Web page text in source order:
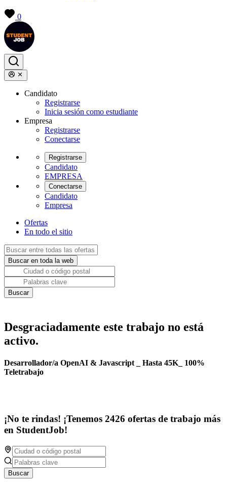
0
Candidato
Registrarse
Inicia sesión como estudiante
Empresa
Registrarse
Conectarse
Registrarse
Candidato
EMPRESA
Conectarse
Candidato
Empresa
Ofertas
En todo el sitio
Desgraciadamente este trabajo no está
activo.
Desarrollador/a OpenAI & Javascript _ Hasta 45K_ 100%
Teletrabajo
¡No te rindas! ¡Tenemos 2426 ofertas de trabajo más
en StudentJob!
Buscar